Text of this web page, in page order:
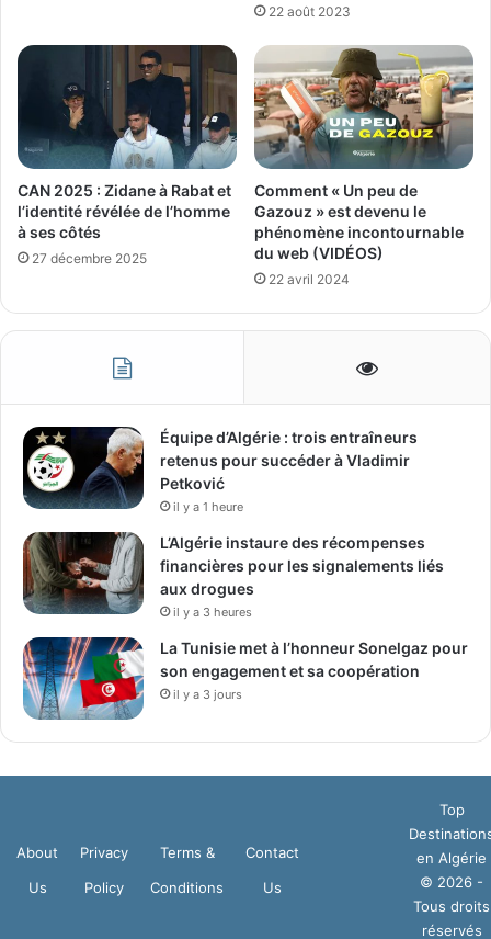
22 août 2023
CAN 2025 : Zidane à Rabat et
l’identité révélée de l’homme
à ses côtés
27 décembre 2025
Comment « Un peu de
Gazouz » est devenu le
phénomène incontournable
du web (VIDÉOS)
22 avril 2024
Équipe d’Algérie : trois entraîneurs
retenus pour succéder à Vladimir
Petković
il y a 1 heure
L’Algérie instaure des récompenses
financières pour les signalements liés
aux drogues
il y a 3 heures
La Tunisie met à l’honneur Sonelgaz pour
son engagement et sa coopération
il y a 3 jours
About
Us
Privacy
Policy
Terms &
Conditions
Contact
Us
Top
en Algérie
© 2026 -
Tous droits
réservés